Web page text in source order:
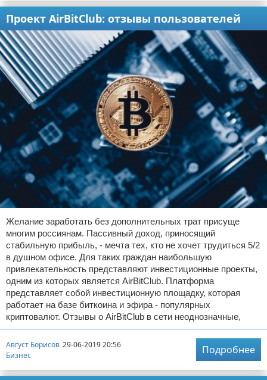
Проект AirBitClub: отзывы пользователей
Желание заработать без дополнительных трат присуще
многим россиянам. Пассивный доход, приносящий
стабильную прибыль, - мечта тех, кто не хочет трудиться 5/2
в душном офисе. Для таких граждан наибольшую
привлекательность представляют инвестиционные проекты,
одним из которых является AirBitClub. Платформа
представляет собой инвестиционную площадку, которая
работает на базе биткоина и эфира - популярных
криптовалют. Отзывы о AirBitClub в сети неоднозначные,
Август Борисов 29-06-2019 20:56
Бизнес
Подробнее